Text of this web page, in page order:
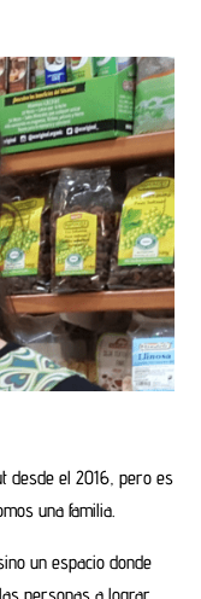
desde el 2016, pero es
una familia.
un espacio donde